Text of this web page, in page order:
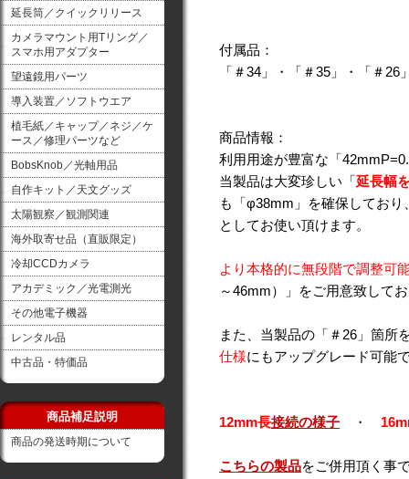
延長筒／クイックリリース
カメラマウント用Tリング／
スマホ用アダプター
望遠鏡用パーツ
導入装置／ソフトウエア
植毛紙／キャップ／ネジ／ケ
ース／修理パーツなど
BobsKnob／光軸用品
自作キット／天文グッズ
太陽観察／観測関連
海外取寄せ品（直販限定）
冷却CCDカメラ
アカデミック／光電測光
その他電子機器
レンタル品
中古品・特価品
商品補足説明
商品の発送時期について
付属品：
「＃34」・「＃35」・「＃
商品情報：
利用用途が豊富な「
当製品は大変珍しい「延長幅
も「φ38mm」を確保してお
としてお使い頂けます。
より本格的に無段階で調整可
～46mm）」をご用意致して
また、当製品の「＃26」箇所
仕様にもアップグレード可能
12mm長接続の様子 ・
こちらの製品をご併用頂く事